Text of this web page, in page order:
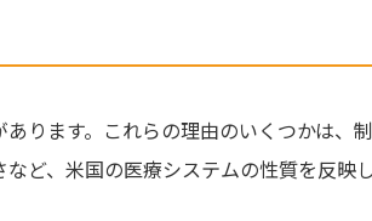
ります。これらの理由のいくつかは、
ど、米国の医療システムの性質を反映し